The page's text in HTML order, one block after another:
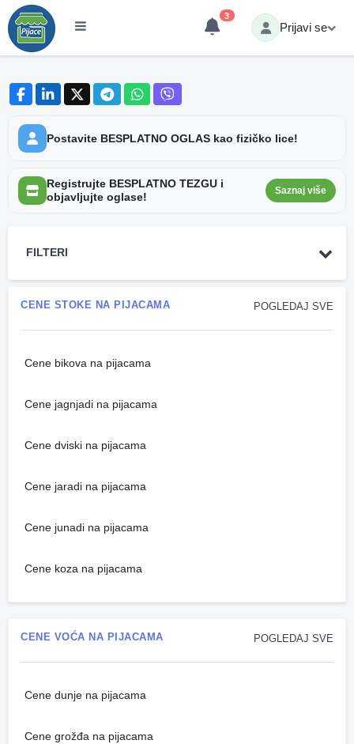
3
Prijavi se
Postavite BESPLATNO OGLAS kao fizičko lice!
Registrujte BESPLATNO TEZGU i
objavljujte oglase!
Saznaj više
FILTERI
POGLEDAJ SVE
CENE STOKE NA PIJACAMA
Cene bikova na pijacama
Cene jagnjadi na pijacama
Cene dviski na pijacama
Cene jaradi na pijacama
Cene junadi na pijacama
Cene koza na pijacama
POGLEDAJ SVE
CENE VOĆA NA PIJACAMA
Cene dunje na pijacama
Cene grožđa na pijacama